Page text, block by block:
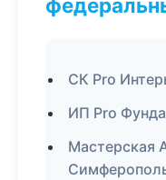
СК Pro
ИП Pro
Мастерская